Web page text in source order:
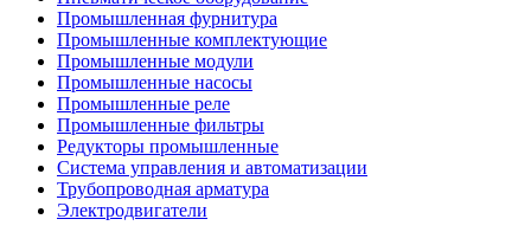
Промышленная фурнитура
Промышленные комплектующие
Промышленные модули
Промышленные насосы
Промышленные реле
Промышленные фильтры
Редукторы промышленные
Система управления и автоматизации
Трубопроводная арматура
Электродвигатели